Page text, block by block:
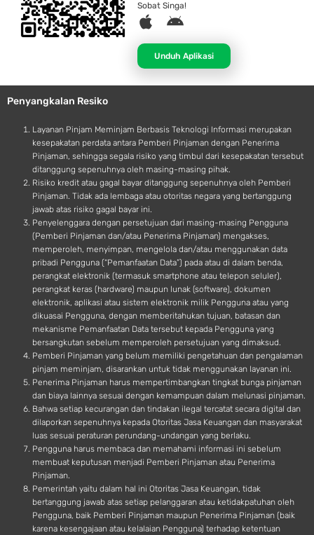
Sobat Singa!
A
p
l
e
A
d
r
o
d
Unduh Aplikasi
Penyangkalan Resiko
Layanan Pinjam Meminjam Berbasis Teknologi Informasi merupakan
kesepakatan perdata antara Pemberi Pinjaman dengan Penerima
Pinjaman, sehingga segala risiko yang timbul dari kesepakatan tersebut
ditanggung sepenuhnya oleh masing-masing pihak.
Risiko kredit atau gagal bayar ditanggung sepenuhnya oleh Pemberi
Pinjaman. Tidak ada lembaga atau otoritas negara yang bertanggung
jawab atas risiko gagal bayar ini.
Penyelenggara dengan persetujuan dari masing-masing Pengguna
(Pemberi Pinjaman dan/atau Penerima Pinjaman) mengakses,
memperoleh, menyimpan, mengelola dan/atau menggunakan data
pribadi Pengguna (“Pemanfaatan Data”) pada atau di dalam benda,
perangkat elektronik (termasuk smartphone atau telepon seluler),
perangkat keras (hardware) maupun lunak (software), dokumen
elektronik, aplikasi atau sistem elektronik milik Pengguna atau yang
dikuasai Pengguna, dengan memberitahukan tujuan, batasan dan
mekanisme Pemanfaatan Data tersebut kepada Pengguna yang
bersangkutan sebelum memperoleh persetujuan yang dimaksud.
Pemberi Pinjaman yang belum memiliki pengetahuan dan pengalaman
pinjam meminjam, disarankan untuk tidak menggunakan layanan ini.
Penerima Pinjaman harus mempertimbangkan tingkat bunga pinjaman
dan biaya lainnya sesuai dengan kemampuan dalam melunasi pinjaman.
Bahwa setiap kecurangan dan tindakan ilegal tercatat secara digital dan
dilaporkan sepenuhnya kepada Otoritas Jasa Keuangan dan masyarakat
luas sesuai peraturan perundang-undangan yang berlaku.
Pengguna harus membaca dan memahami informasi ini sebelum
membuat keputusan menjadi Pemberi Pinjaman atau Penerima
Pinjaman.
Pemerintah yaitu dalam hal ini Otoritas Jasa Keuangan, tidak
bertanggung jawab atas setiap pelanggaran atau ketidakpatuhan oleh
Pengguna, baik Pemberi Pinjaman maupun Penerima Pinjaman (baik
karena kesengajaan atau kelalaian Pengguna) terhadap ketentuan